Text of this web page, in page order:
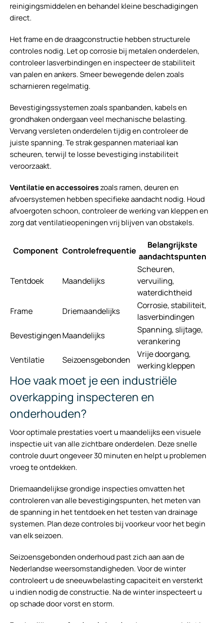
reinigingsmiddelen en behandel kleine beschadigingen
direct.
Het frame en de draagconstructie hebben structurele
controles nodig. Let op corrosie bij metalen onderdelen,
controleer lasverbindingen en inspecteer de stabiliteit
van palen en ankers. Smeer bewegende delen zoals
scharnieren regelmatig.
Bevestigingssystemen zoals spanbanden, kabels en
grondhaken ondergaan veel mechanische belasting.
Vervang versleten onderdelen tijdig en controleer de
juiste spanning. Te strak gespannen materiaal kan
scheuren, terwijl te losse bevestiging instabiliteit
veroorzaakt.
Ventilatie en accessoireszoals ramen, deuren en
afvoersystemen hebben specifieke aandacht nodig. Houd
afvoergoten schoon, controleer de werking van kleppen en
zorg dat ventilatieopeningen vrij blijven van obstakels.
Component Controlefrequentie
Belangrijkste
aandachtspunten
Tentdoek Maandelijks
Scheuren,
vervuiling,
waterdichtheid
Frame
Driemaandelijks
Corrosie, stabiliteit,
lasverbindingen
BevestigingenMaandelijks
Spanning, slijtage,
verankering
Ventilatie
Seizoensgebonden
Vrije doorgang,
werking kleppen
Hoe vaak moet je een industriële
overkapping inspecteren en
onderhouden?
Voor optimale prestaties voert u maandelijks een visuele
inspectie uit van alle zichtbare onderdelen. Deze snelle
controle duurt ongeveer 30 minuten en helpt u problemen
vroeg te ontdekken.
Driemaandelijkse grondige inspecties omvatten het
controleren van alle bevestigingspunten, het meten van
de spanning in het tentdoek en het testen van drainage
systemen. Plan deze controles bij voorkeur voor het begin
van elk seizoen.
Seizoensgebonden onderhoud past zich aan aan de
Nederlandse weersomstandigheden. Voor de winter
controleert u de sneeuwbelasting capaciteit en versterkt
u indien nodig de constructie. Na de winter inspecteert u
op schade door vorst en storm.